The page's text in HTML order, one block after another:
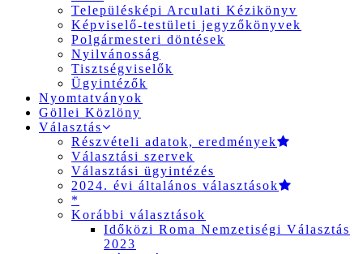
Településképi Arculati Kézikönyv
Képviselő-testületi jegyzőkönyvek
Polgármesteri döntések
Nyilvánosság
Tisztségviselők
Ügyintézők
Nyomtatványok
Göllei Közlöny
Választás
Részvételi adatok, eredmények
Választási szervek
Választási ügyintézés
2024. évi általános választások
*
Korábbi választások
Időközi Roma Nemzetiségi Választás
2023